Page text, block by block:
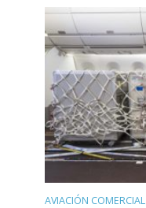
AVIACIÓN COMERCIAL